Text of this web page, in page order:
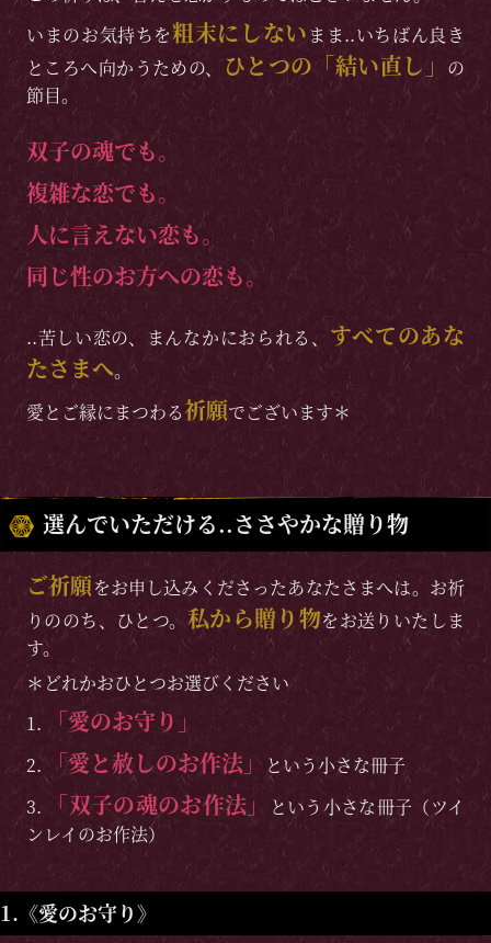
いまのお気持ちを粗末にしないまま..いちばん良き
ところへ向かうための、
ひとつの「結い直し」
の
節目。
双子の魂でも。
複雑な恋でも。
人に言えない恋も。
同じ性のお方への恋も。
..苦しい恋の、まんなかにおられる、 すべてのあな
たさまへ。
愛とご縁にまつわる祈願でございます＊
選んでいただける..ささやかな贈り物
ご祈願をお申し込みくださったあなたさまへは。お祈
りののち、ひとつ。 私から贈り物をお送りいたしま
す。
＊どれかおひとつお選びください
1.
「愛のお守り」
2. 「愛と赦しのお作法」
という小さな冊子
3.
「双子の魂のお作法」
という小さな冊子（ツイ
ンレイのお作法）
1.《愛のお守り》